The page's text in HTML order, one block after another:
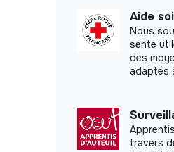
Assurer laAide
Nous
sente
des
adaptés
travers